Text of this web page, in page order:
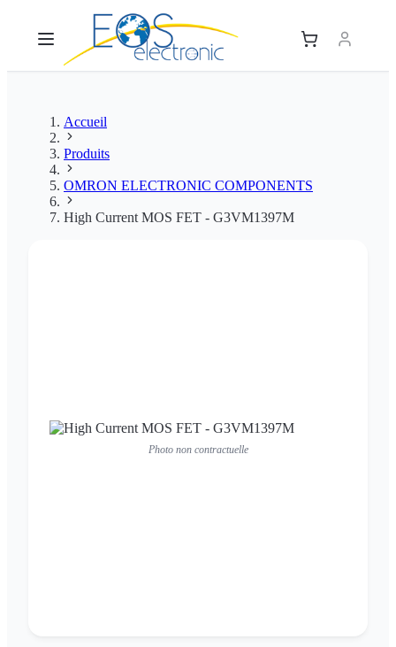
Accueil
Produits
OMRON ELECTRONIC COMPONENTS
High Current MOS FET - G3VM1397M
Photo non contractuelle